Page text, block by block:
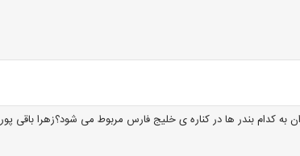
به کدام بندر ها در کناره ی خلیج فارس مربوط می شود؟زهرا باقی پور